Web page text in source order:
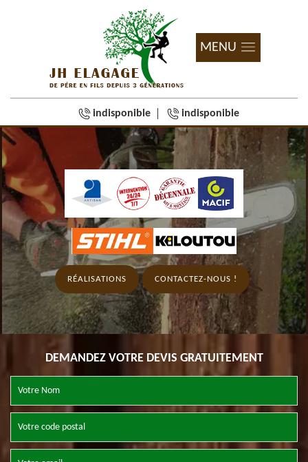
MENU
indisponible indisponible
RÉALISATIONS CONTACTEZ-NOUS !
DEMANDEZ VOTRE DEVIS GRATUITEMENT